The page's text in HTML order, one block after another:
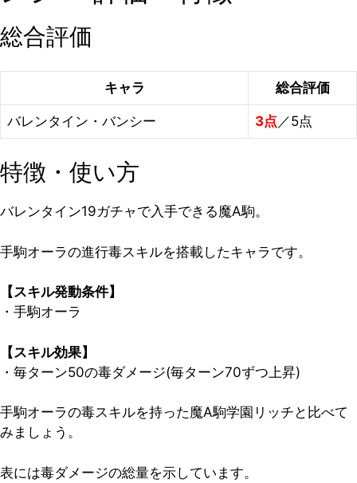
総合評価
キャラ 総合評価
バレンタイン・バンシー 3点 ／5点
特徴・使い方
バレンタイン19ガチャで入手できる魔A駒。
手駒オーラの進行毒スキルを搭載したキャラです。
【スキル発動条件】
・手駒オーラ
【スキル効果】
・毎ターン50の毒ダメージ(毎ターン70ずつ上昇)
手駒オーラの毒スキルを持った魔A駒学園リッチと比べて
みましょう。
表には毒ダメージの総量を示しています。